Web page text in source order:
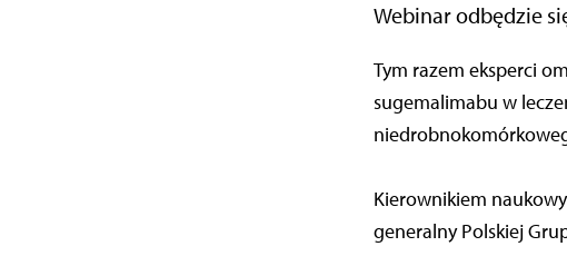
Webinar odbędzie
Tym razem eksperci
sugemalimabu w
Kierownikiem
generalny Polskiej